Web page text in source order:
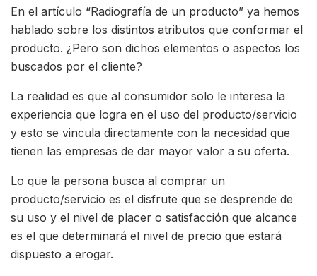
En el artículo “Radiografía de un producto” ya hemos
hablado sobre los distintos atributos que conformar el
producto. ¿Pero son dichos elementos o aspectos los
buscados por el cliente?
La realidad es que al consumidor solo le interesa la
experiencia que logra en el uso del producto/servicio
y esto se vincula directamente con la necesidad que
tienen las empresas de dar mayor valor a su oferta.
Lo que la persona busca al comprar un
producto/servicio es el disfrute que se desprende de
su uso y el nivel de placer o satisfacción que alcance
es el que determinará el nivel de precio que estará
dispuesto a erogar.